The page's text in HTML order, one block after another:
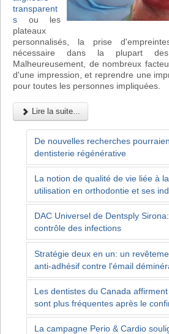
transparent
s ou les
plateaux
personnalisés, la prise
nécessaire dans la plupart des
Malheureusement, de nombreux
d'une impression, et reprendre une
pour toutes les personnes impliquées.
Lire la suite...
De nouvelles recherches
dentisterie régénérative
La notion de qualité de vie liée à
utilisation en orthodontie et ses
DAC Universel de Dentsply
contrôle des infections
Stratégie deux en un: un
anti-adhésif contre l'émail
Les dentistes du Canada
sont plus fréquentes après le
La campagne Perio & Cardio